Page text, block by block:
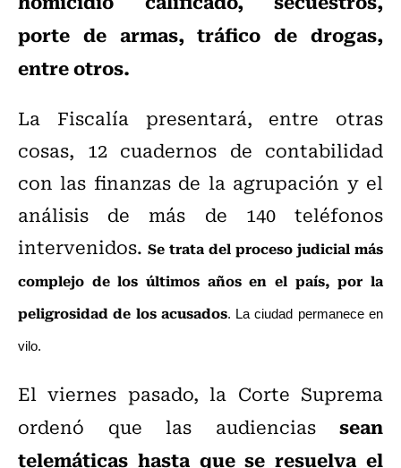
porte de armas, tráfico de drogas,
entre otros.
La Fiscalía presentará, entre otras
cosas, 12 cuadernos de contabilidad
con las finanzas de la agrupación y el
análisis de más de 140 teléfonos
intervenidos. Se trata del proceso judicial más
complejo de los últimos años en el país, por la
peligrosidad de los acusados. La ciudad permanece en
vilo.
El viernes pasado, la Corte Suprema
ordenó que las audienciassean
telemáticas hasta que se resuelva el